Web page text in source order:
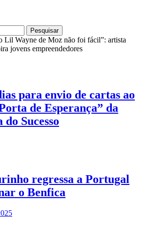
Lil Wayne de Moz não foi fácil”: artista
jovens empreendedores
para envio de cartas ao
de Esperança” da
Sucesso
regressa a Portugal
o Benfica